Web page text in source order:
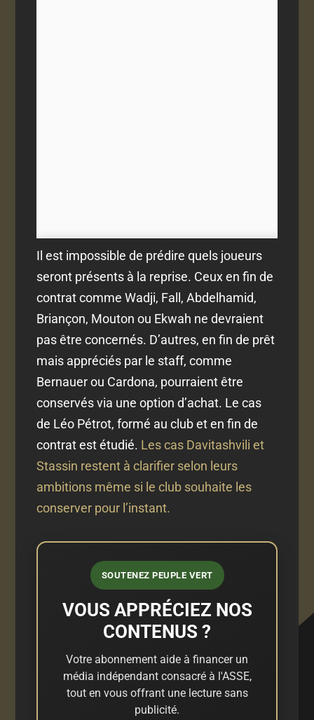
Il est impossible de prédire quels joueurs
seront présents à la reprise. Ceux en fin de
contrat comme Wadji, Fall, Abdelhamid,
Briançon, Mouton ou Ekwah ne devraient
pas être concernés. D’autres, en fin de prêt
mais appréciés par le staff, comme
Bernauer ou Cardona, pourraient être
conservés via une option d’achat. Le cas
de Léo Pétrot, formé au club et en fin de
contrat est étudié. Les cas Davitashvili et
Stassin restent à clarifier selon leurs
ambitions même si le club souhaite les
conserver pour l’instant.
SOUTENEZ PEUPLE VERT
VOUS APPRÉCIEZ NOS
CONTENUS ?
Votre abonnement aide à financer un
média indépendant consacré à l'ASSE,
tout en vous offrant une lecture sans
publicité.